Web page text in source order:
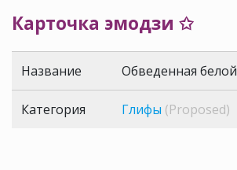
Карточка эмодзи ✩
Название Обведенная
Категория Глифы (Proposed)